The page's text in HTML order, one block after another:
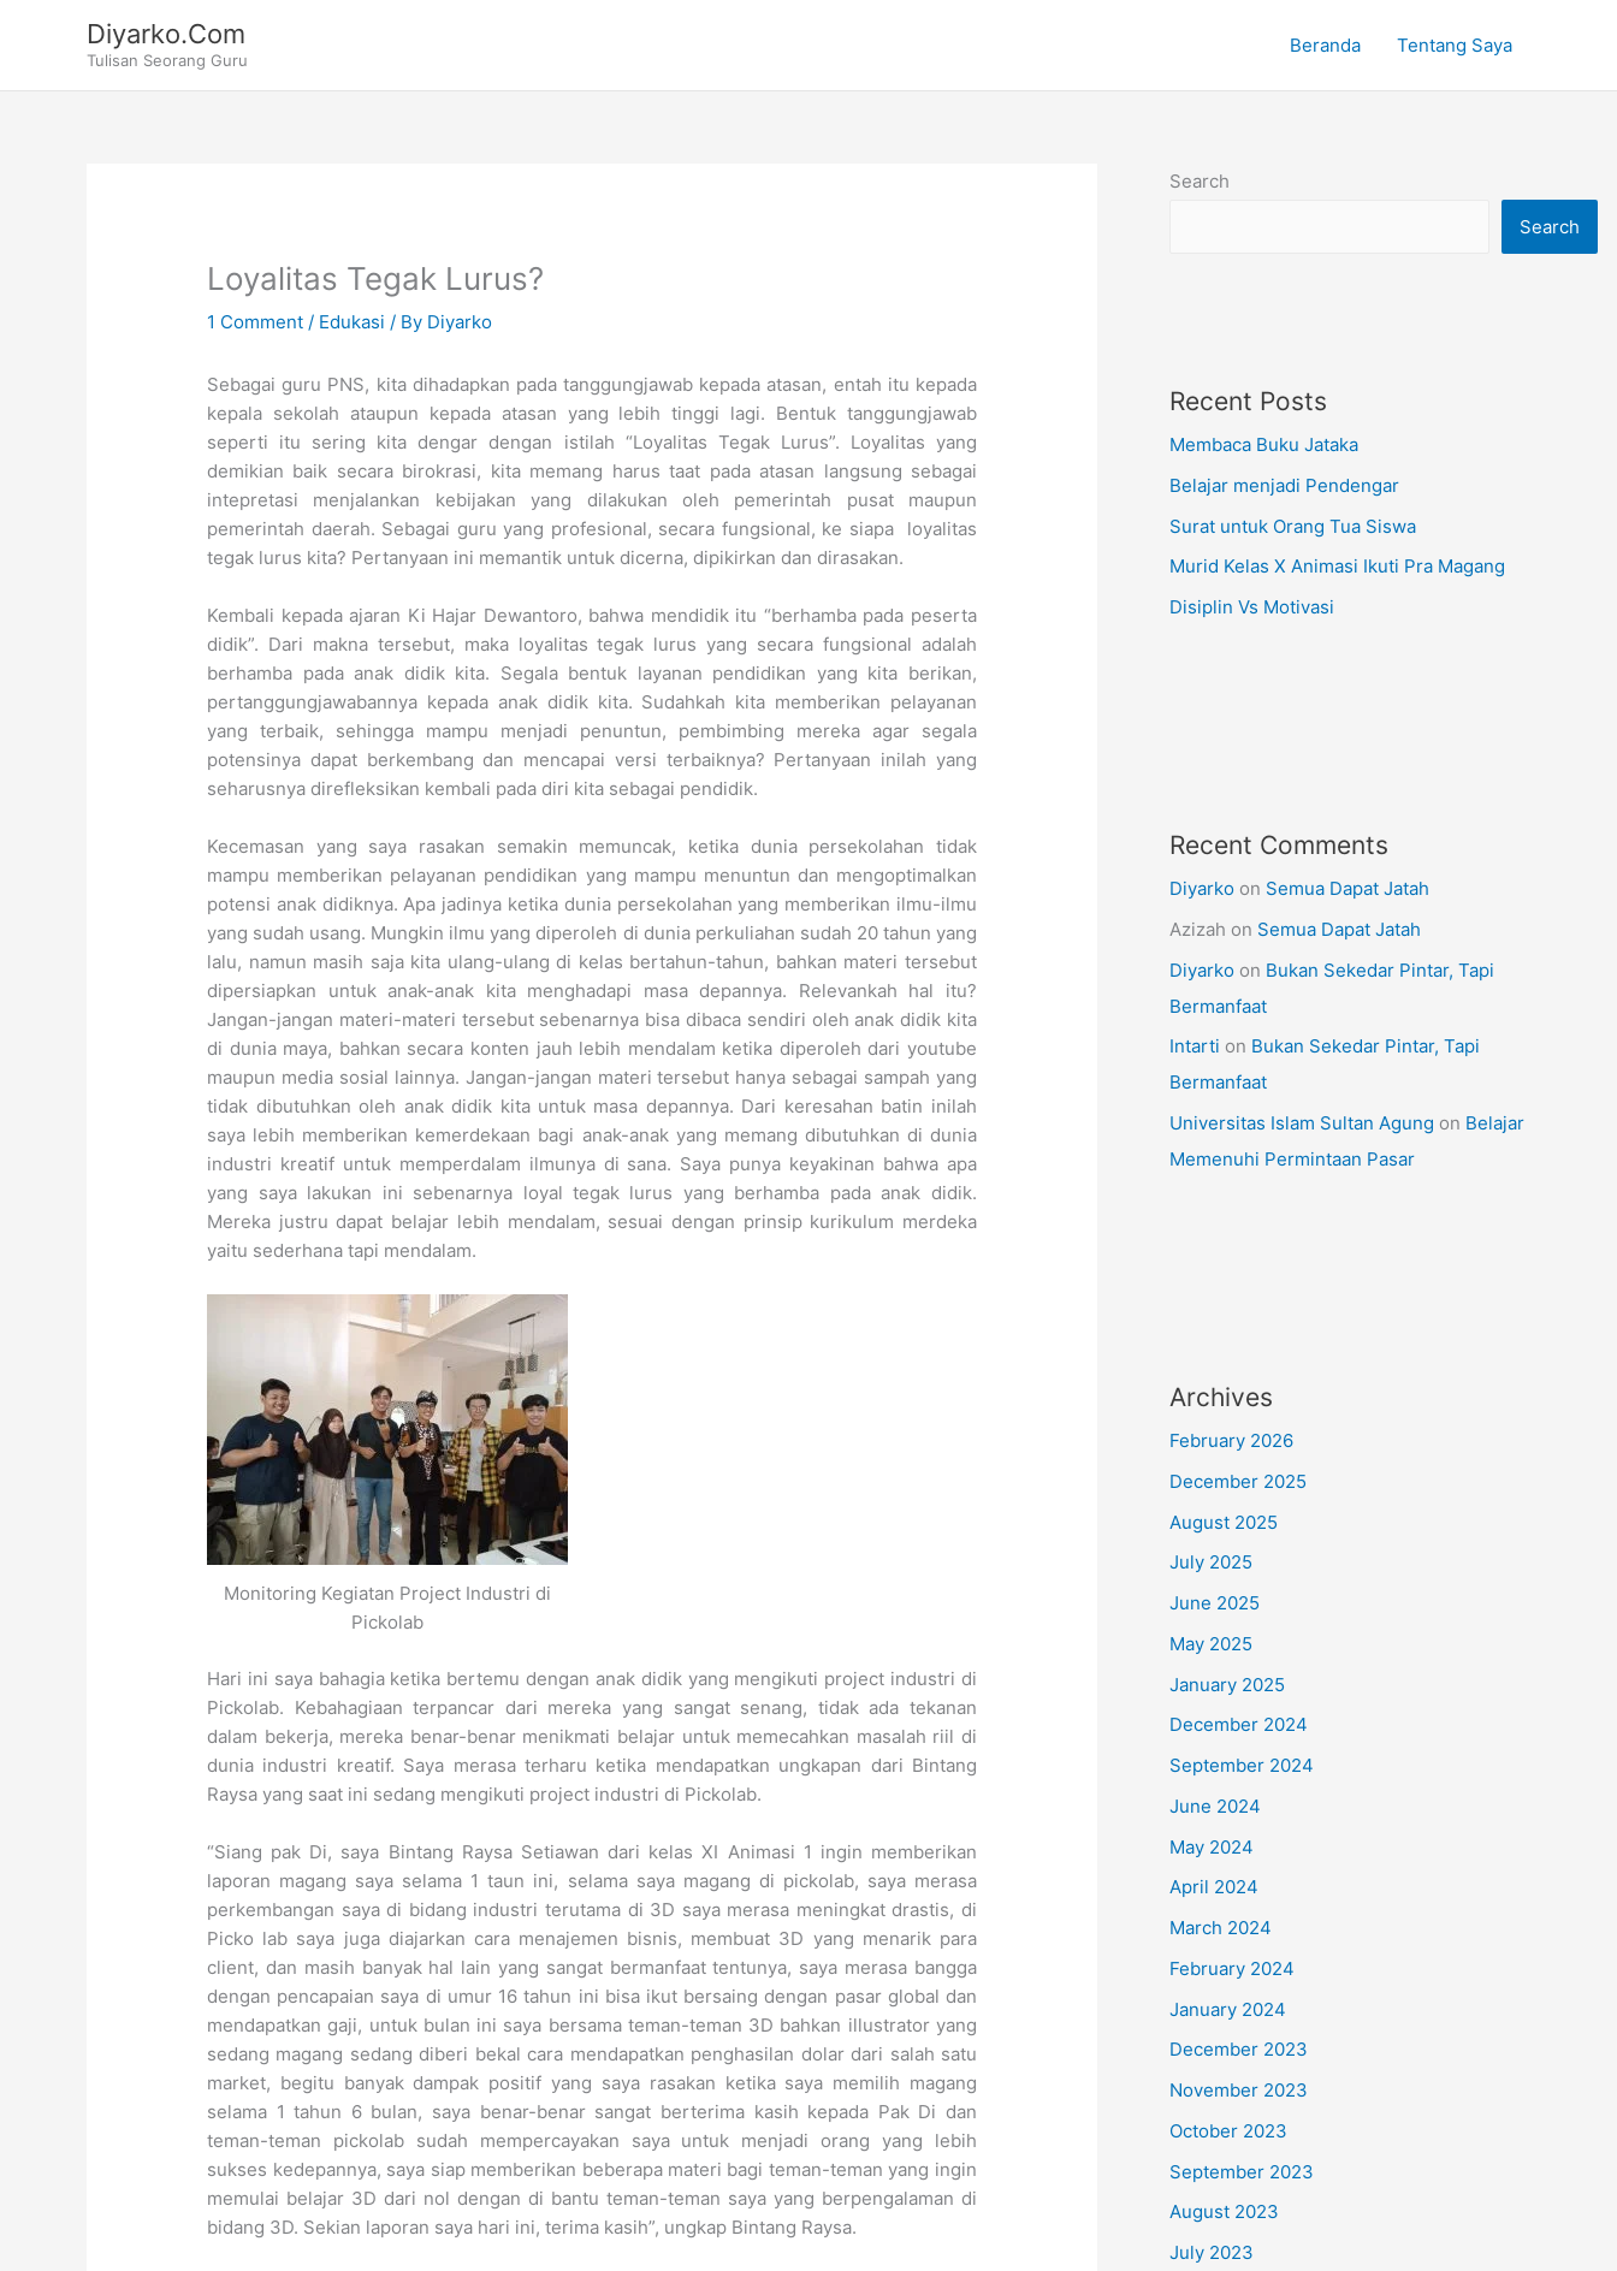
Diyarko.Com
Tulisan Seorang Guru
Beranda Tentang Saya
Loyalitas Tegak Lurus?
1 Comment / Edukasi / By Diyarko
Sebagai guru PNS, kita dihadapkan pada tanggungjawab kepada atasan, entah itu kepada
kepala sekolah ataupun kepada atasan yang lebih tinggi lagi. Bentuk tanggungjawab
seperti itu sering kita dengar dengan istilah “Loyalitas Tegak Lurus”. Loyalitas yang
demikian baik secara birokrasi, kita memang harus taat pada atasan langsung sebagai
intepretasi menjalankan kebijakan yang dilakukan oleh pemerintah pusat maupun
pemerintah daerah. Sebagai guru yang profesional, secara fungsional, ke siapa loyalitas
tegak lurus kita? Pertanyaan ini memantik untuk dicerna, dipikirkan dan dirasakan.
Kembali kepada ajaran Ki Hajar Dewantoro, bahwa mendidik itu “berhamba pada peserta
didik”. Dari makna tersebut, maka loyalitas tegak lurus yang secara fungsional adalah
berhamba pada anak didik kita. Segala bentuk layanan pendidikan yang kita berikan,
pertanggungjawabannya kepada anak didik kita. Sudahkah kita memberikan pelayanan
yang terbaik, sehingga mampu menjadi penuntun, pembimbing mereka agar segala
potensinya dapat berkembang dan mencapai versi terbaiknya? Pertanyaan inilah yang
seharusnya direfleksikan kembali pada diri kita sebagai pendidik.
Kecemasan yang saya rasakan semakin memuncak, ketika dunia persekolahan tidak
mampu memberikan pelayanan pendidikan yang mampu menuntun dan mengoptimalkan
potensi anak didiknya. Apa jadinya ketika dunia persekolahan yang memberikan ilmu-ilmu
yang sudah usang. Mungkin ilmu yang diperoleh di dunia perkuliahan sudah 20 tahun yang
lalu, namun masih saja kita ulang-ulang di kelas bertahun-tahun, bahkan materi tersebut
dipersiapkan untuk anak-anak kita menghadapi masa depannya. Relevankah hal itu?
Jangan-jangan materi-materi tersebut sebenarnya bisa dibaca sendiri oleh anak didik kita
di dunia maya, bahkan secara konten jauh lebih mendalam ketika diperoleh dari youtube
maupun media sosial lainnya. Jangan-jangan materi tersebut hanya sebagai sampah yang
tidak dibutuhkan oleh anak didik kita untuk masa depannya. Dari keresahan batin inilah
saya lebih memberikan kemerdekaan bagi anak-anak yang memang dibutuhkan di dunia
industri kreatif untuk memperdalam ilmunya di sana. Saya punya keyakinan bahwa apa
yang saya lakukan ini sebenarnya loyal tegak lurus yang berhamba pada anak didik.
Mereka justru dapat belajar lebih mendalam, sesuai dengan prinsip kurikulum merdeka
yaitu sederhana tapi mendalam.
Monitoring Kegiatan Project Industri di
Pickolab
Hari ini saya bahagia ketika bertemu dengan anak didik yang mengikuti project industri di
Pickolab. Kebahagiaan terpancar dari mereka yang sangat senang, tidak ada tekanan
dalam bekerja, mereka benar-benar menikmati belajar untuk memecahkan masalah riil di
dunia industri kreatif. Saya merasa terharu ketika mendapatkan ungkapan dari Bintang
Raysa yang saat ini sedang mengikuti project industri di Pickolab.
“Siang pak Di, saya Bintang Raysa Setiawan dari kelas XI Animasi 1 ingin memberikan
laporan magang saya selama 1 taun ini, selama saya magang di pickolab, saya merasa
perkembangan saya di bidang industri terutama di 3D saya merasa meningkat drastis, di
Picko lab saya juga diajarkan cara menajemen bisnis, membuat 3D yang menarik para
client, dan masih banyak hal lain yang sangat bermanfaat tentunya, saya merasa bangga
dengan pencapaian saya di umur 16 tahun ini bisa ikut bersaing dengan pasar global dan
mendapatkan gaji, untuk bulan ini saya bersama teman-teman 3D bahkan illustrator yang
sedang magang sedang diberi bekal cara mendapatkan penghasilan dolar dari salah satu
market, begitu banyak dampak positif yang saya rasakan ketika saya memilih magang
selama 1 tahun 6 bulan, saya benar-benar sangat berterima kasih kepada Pak Di dan
teman-teman pickolab sudah mempercayakan saya untuk menjadi orang yang lebih
sukses kedepannya, saya siap memberikan beberapa materi bagi teman-teman yang ingin
memulai belajar 3D dari nol dengan di bantu teman-teman saya yang berpengalaman di
bidang 3D. Sekian laporan saya hari ini, terima kasih”, ungkap Bintang Raysa.
Search
Search
Recent Posts
Membaca Buku Jataka
Belajar menjadi Pendengar
Surat untuk Orang Tua Siswa
Murid Kelas X Animasi Ikuti Pra Magang
Disiplin Vs Motivasi
Recent Comments
Diyarko on Semua Dapat Jatah
Azizah on Semua Dapat Jatah
Diyarko on Bukan Sekedar Pintar, Tapi
Bermanfaat
Intarti on Bukan Sekedar Pintar, Tapi
Bermanfaat
Universitas Islam Sultan Agung on Belajar
Memenuhi Permintaan Pasar
Archives
February 2026
December 2025
August 2025
July 2025
June 2025
May 2025
January 2025
December 2024
September 2024
June 2024
May 2024
April 2024
March 2024
February 2024
January 2024
December 2023
November 2023
October 2023
September 2023
August 2023
July 2023